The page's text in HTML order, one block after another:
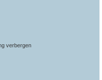
verbergen